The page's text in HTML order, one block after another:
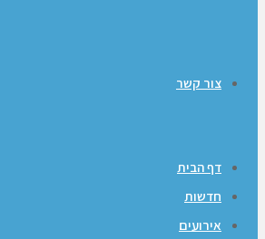
צור קשר
דף הבית
חדשות
אירועים